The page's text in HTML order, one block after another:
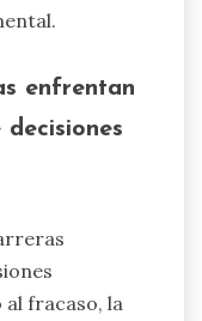
enfrentan
fracaso, la